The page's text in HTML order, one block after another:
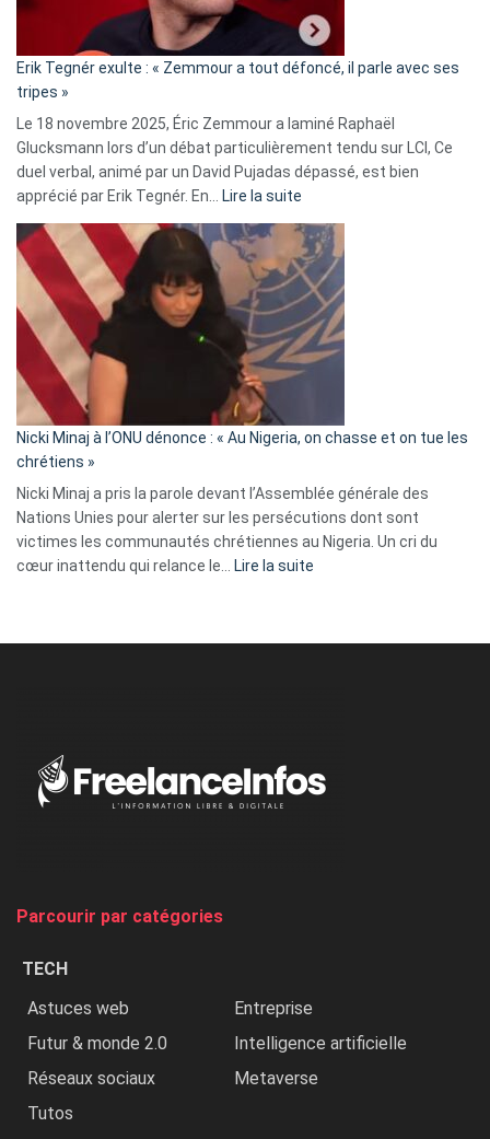
«
C’est
fake
news
»
Erik Tegnér exulte : « Zemmour a tout défoncé, il parle avec ses
tripes »
Le 18 novembre 2025, Éric Zemmour a laminé Raphaël
Glucksmann lors d’un débat particulièrement tendu sur LCI, Ce
duel verbal, animé par un David Pujadas dépassé, est bien
apprécié par Erik Tegnér. En…
Lire la suite
Tegnér
exulte
« Zemmour
a
tout
parle
ses
tripes »
Nicki Minaj à l’ONU dénonce : « Au Nigeria, on chasse et on tue les
chrétiens »
Nicki Minaj a pris la parole devant l’Assemblée générale des
Nations Unies pour alerter sur les persécutions dont sont
victimes les communautés chrétiennes au Nigeria. Un cri du
cœur inattendu qui relance le…
Lire la suite
Nigeria,
Parcourir par catégories
TECH
Astuces web
Entreprise
Futur & monde 2.0
Intelligence artificielle
Réseaux sociaux
Metaverse
Tutos